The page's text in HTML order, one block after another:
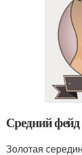
Средний фейд
Золотая